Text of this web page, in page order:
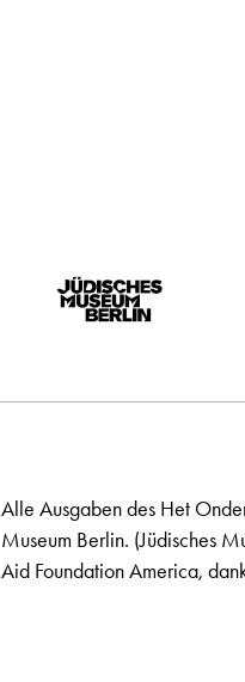
Alle Ausgaben des Het
Museum Berlin. (Jüdisches
Aid Foundation America,